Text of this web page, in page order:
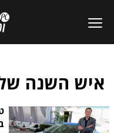
איש השנה